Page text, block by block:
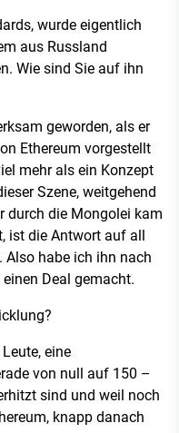
wurde eigentlich
aus Russland
Wie sind Sie auf ihn
geworden, als er
Ethereum vorgestellt
mehr als ein Konzept
Szene, weitgehend
durch die Mongolei kam
ist die Antwort auf all
Also habe ich ihn nach
Deal gemacht.
eine
von null auf 150 –
sind und weil noch
knapp danach